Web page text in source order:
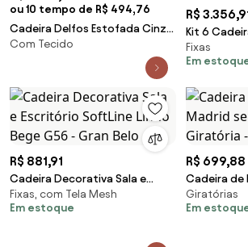
ou 10 tempo de R$ 494,76
Cadeira Delfos Estofada Cinza
Claro Base de Aço Carbono
Com Tecido
R$
Kit 6
e Escritório
Nogueira
Fixas
Em
R$ 881,91
Cadeira Decorativa Sala e
Escritório SoftLine Linho Bege
G56 - Gran Belo
Fixas, com Tela Mesh
Em estoque
R$ 699,88
Cadeira de
sem Braço
Giratórias
Em